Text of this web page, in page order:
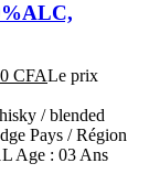
CFALe prix
/ blended
Pays / Région
Age : 03 Ans